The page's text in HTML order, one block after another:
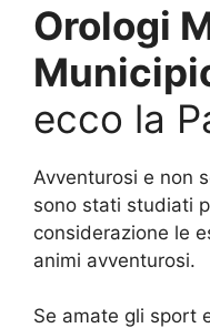
Orologi
ecco la
Avventurosi e non
sono stati studiati
considerazione le
animi avventurosi.
Se amate gli sport